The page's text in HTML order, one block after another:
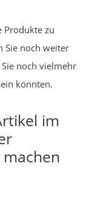
Produkte zu
Sie noch weiter
noch vielmehr
könnten.
im